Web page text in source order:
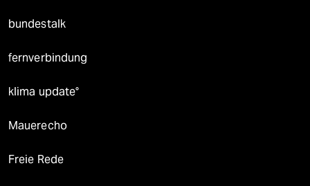
bundestalk
fernverbindung
klima update°
Mauerecho
Freie Rede